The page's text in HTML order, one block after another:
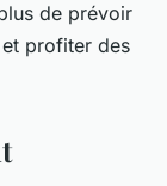
de prévoir
profiter des